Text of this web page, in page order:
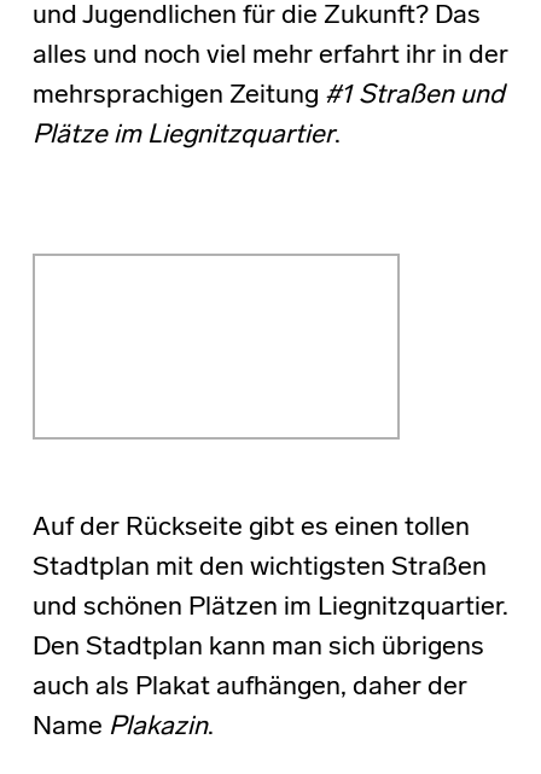
und Jugendlichen für die Zukunft? Das
alles und noch viel mehr erfahrt ihr in der
mehrsprachigen Zeitung #1 Straßen und
Plätze im Liegnitzquartier.
Auf der Rückseite gibt es einen tollen
Stadtplan mit den wichtigsten Straßen
und schönen Plätzen im Liegnitzquartier.
Den Stadtplan kann man sich übrigens
auch als Plakat aufhängen, daher der
Name Plakazin.